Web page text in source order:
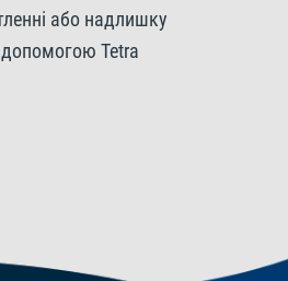
або надлишку
допомогою Tetra